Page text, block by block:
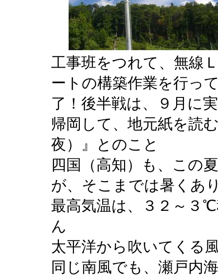
工事班をつれて、無線
ートの構築作業を行っ
了！後半戦は、９月に
帰岡して、地元紙を読
夜）』とのこと
四国（高知）も、この
が、そこまでは暑くあ
最高気温は、３２～３
ん
太平洋から吹いてくる
同じ南風でも、瀬戸内